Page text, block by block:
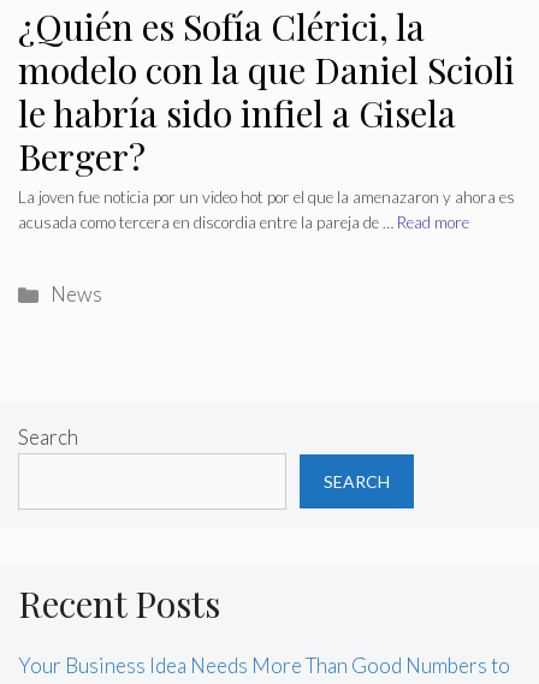
¿Quién es Sofía Clérici, la
modelo con la que Daniel Scioli
le habría sido infiel a Gisela
Berger?
La joven fue noticia por un video hot por el que la amenazaron y ahora es
acusada como tercera en discordia entre la pareja de … Read more
Categories
News
Search
SEARCH
Recent Posts
Your Business Idea Needs More Than Good Numbers to